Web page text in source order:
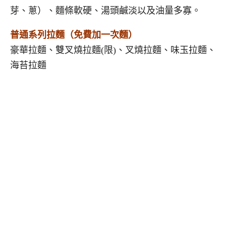
芽、蔥）、麵條軟硬、湯頭鹹淡以及油量多寡。
普通系列拉麵（免費加一次麵）
豪華拉麵、雙叉燒拉麵(限)、叉燒拉麵、味玉拉麵、
海苔拉麵